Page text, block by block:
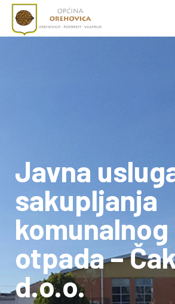
Javna
sakupljanja
komunalnog
otpada –
d.o.o.